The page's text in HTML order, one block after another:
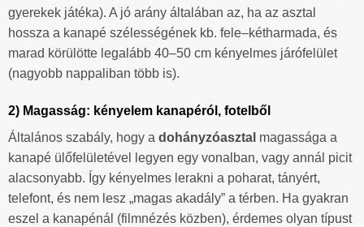
gyerekek játéka). A jó arány általában az, ha az asztal
hossza a kanapé szélességének kb. fele–kétharmada, és
marad körülötte legalább 40–50 cm kényelmes járófelület
(nagyobb nappaliban több is).
2) Magasság: kényelem kanapéról, fotelből
Általános szabály, hogy a dohányzóasztal magassága a
kanapé ülőfelületével legyen egy vonalban, vagy annál picit
alacsonyabb. Így kényelmes lerakni a poharat, tányért,
telefont, és nem lesz „magas akadály” a térben. Ha gyakran
eszel a kanapénál (filmnézés közben), érdemes olyan típust